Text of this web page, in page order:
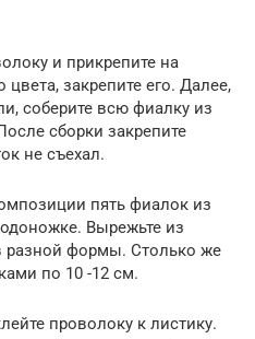
и прикрепите на
закрепите его. Далее,
соберите всю фиалку из
сборки закрепите
не съехал.
пять фиалок из
Вырежьте из
разной формы. Столько же
по 10 -12 см.
проволоку к листику.